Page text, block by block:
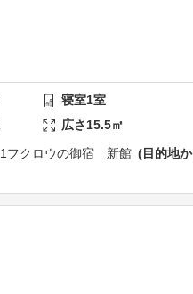
寝室1室
広さ15.5㎡
フクロウの御宿 新館
目的地か